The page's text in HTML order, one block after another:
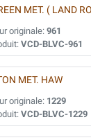
MET. ( LAND
originale: 961
VCD-BLVC-961
MET. HAW
originale: 1229
VCD-BLVC-1229